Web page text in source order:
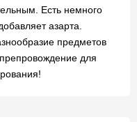
Есть немного
азарта.
предметов
для